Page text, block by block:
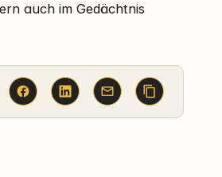
auch im Gedächtnis